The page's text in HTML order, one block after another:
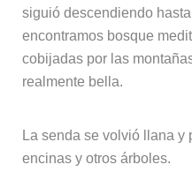
siguió descendiendo
encontramos bosque
cobijadas por las
realmente bella.
La senda se volvió llana y
encinas y otros árboles.